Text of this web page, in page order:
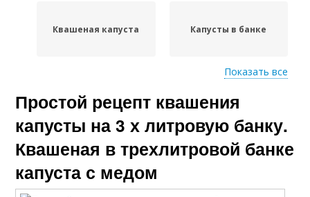
Квашеная капуста Капусты в банке
Капусты в кастрюле Капуста в ведре
Капусты с рассолом
Показать все
Простой рецепт квашения
капусты на 3 х литровую банку.
Квашеная в трехлитровой банке
капуста с медом